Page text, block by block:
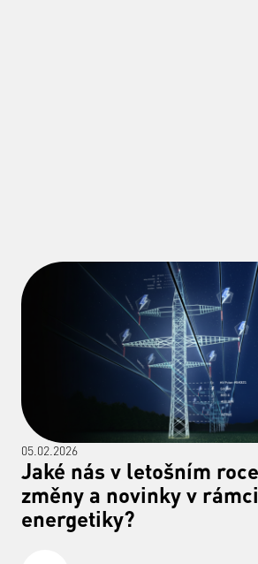
05.02.2026
Jaké nás v letošním
změny a novinky v rámci
energetiky?